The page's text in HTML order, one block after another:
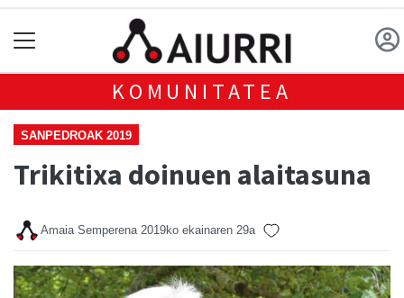
KOMUNITATEA
SANPEDROAK 2019
Trikitixa doinuen alaitasuna
Amaia Semperena 2019ko ekainaren 29a